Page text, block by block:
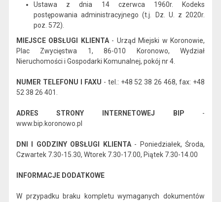
Ustawa z dnia 14 czerwca 1960r. Kodeks
postępowania administracyjnego (t.j. Dz. U. z 2020r.
poz. 572).
MIEJSCE OBSŁUGI KLIENTA- Urząd Miejski w Koronowie,
Plac Zwycięstwa 1, 86-010 Koronowo, Wydział
Nieruchomości i Gospodarki Komunalnej, pokój nr 4.
NUMER TELEFONU I FAXU - tel.: +48 52 38 26 468, fax: +48
52 38 26 401.
ADRES STRONY INTERNETOWEJ BIP -
www.bip.koronowo.pl
DNI I GODZINY OBSŁUGI KLIENTA- Poniedziałek, Środa,
Czwartek 7.30-15.30, Wtorek 7.30-17.00, Piątek 7.30-14.00
INFORMACJE DODATKOWE
W przypadku braku kompletu wymaganych dokumentów